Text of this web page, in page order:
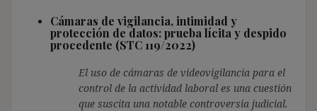
Cámaras de vigilancia, intimidad y
protección de datos: prueba lícita y despido
procedente (STC 119/2022)
El uso de cámaras de videovigilancia para el
control de la actividad laboral es una cuestión
que suscita una notable controversia judicial.